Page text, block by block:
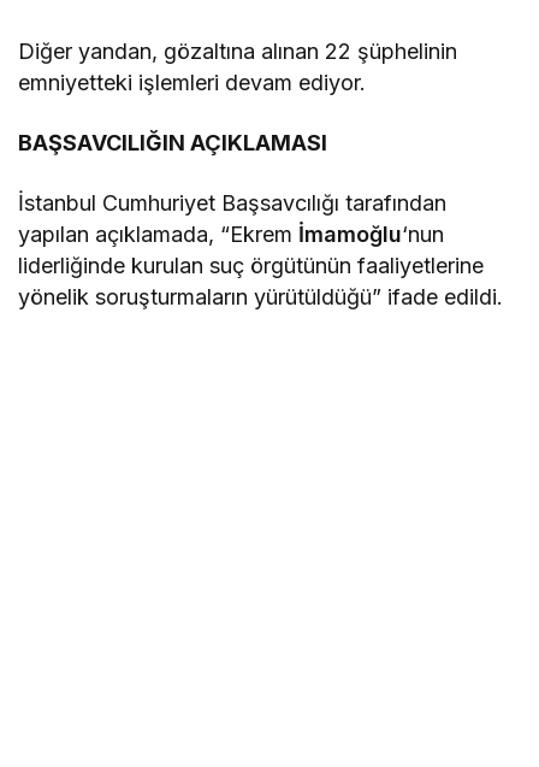
Diğer yandan, gözaltına alınan 22 şüphelinin
emniyetteki işlemleri devam ediyor.
BAŞSAVCILIĞIN AÇIKLAMASI
İstanbul Cumhuriyet Başsavcılığı tarafından
yapılan açıklamada, “Ekrem İmamoğlu‘nun
liderliğinde kurulan suç örgütünün faaliyetlerine
yönelik soruşturmaların yürütüldüğü” ifade edildi.